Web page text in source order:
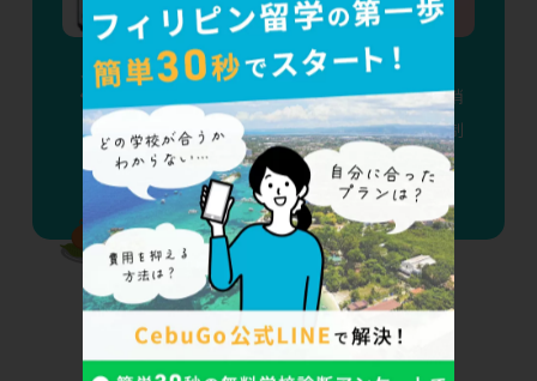
3rd
その他 渡航準備 語学学習
アメリカ学生ビザから「期限なし」が消
える——2026年9月15日、F-1ビザD/S制
度廃止で変わる7つのポイント